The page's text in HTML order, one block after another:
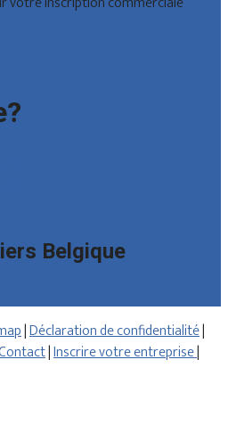
Belgique
|Déclaration de confidentialité|
|Inscrire votre entreprise|